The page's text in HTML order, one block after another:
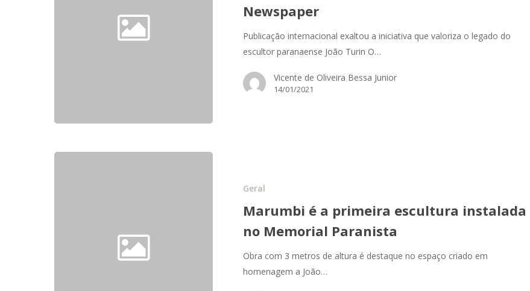
Newspaper
Publicação internacional exaltou a iniciativa que valoriza o legado do
escultor paranaense João Turin O…
Vicente de Oliveira Bessa Junior
14/01/2021
Geral
Marumbi é a primeira escultura instalada
no Memorial Paranista
Obra com 3 metros de altura é destaque no espaço criado em
homenagem a João…